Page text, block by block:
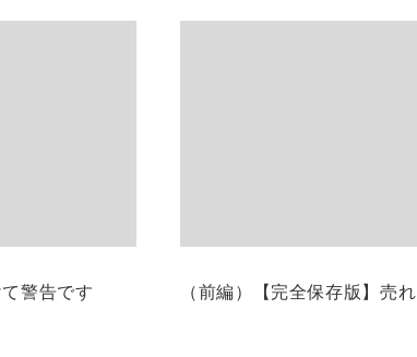
警告です （前編）【完全保存版】売